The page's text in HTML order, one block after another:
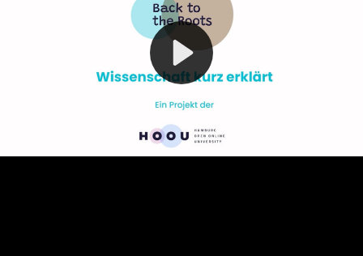
Play
Video